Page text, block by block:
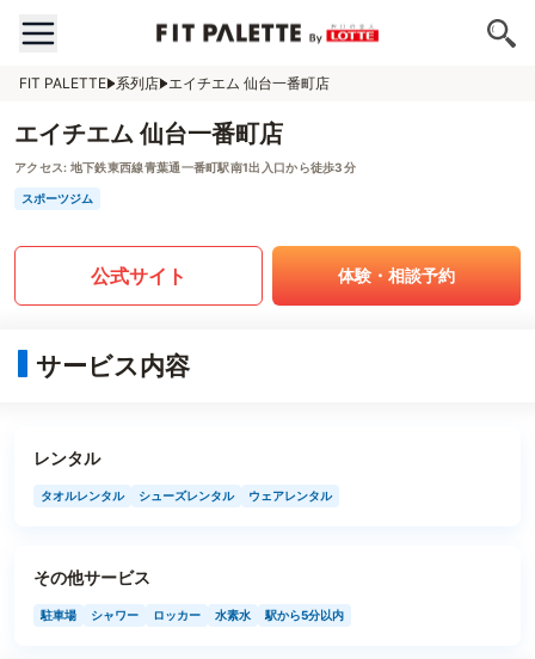
FIT PALETTE 系列店 エイチエム 仙台一番町店
エイチエム 仙台一番町店
アクセス: 地下鉄東西線青葉通一番町駅南1出入口から徒歩3分
スポーツジム
公式サイト 体験・相談予約
サービス内容
レンタル
タオルレンタル シューズレンタル ウェアレンタル
その他サービス
駐車場 シャワー ロッカー 水素水 駅から5分以内